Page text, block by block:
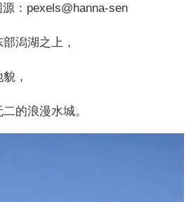
：pexels@hanna-sen
潟湖之上，
，
的浪漫水城。